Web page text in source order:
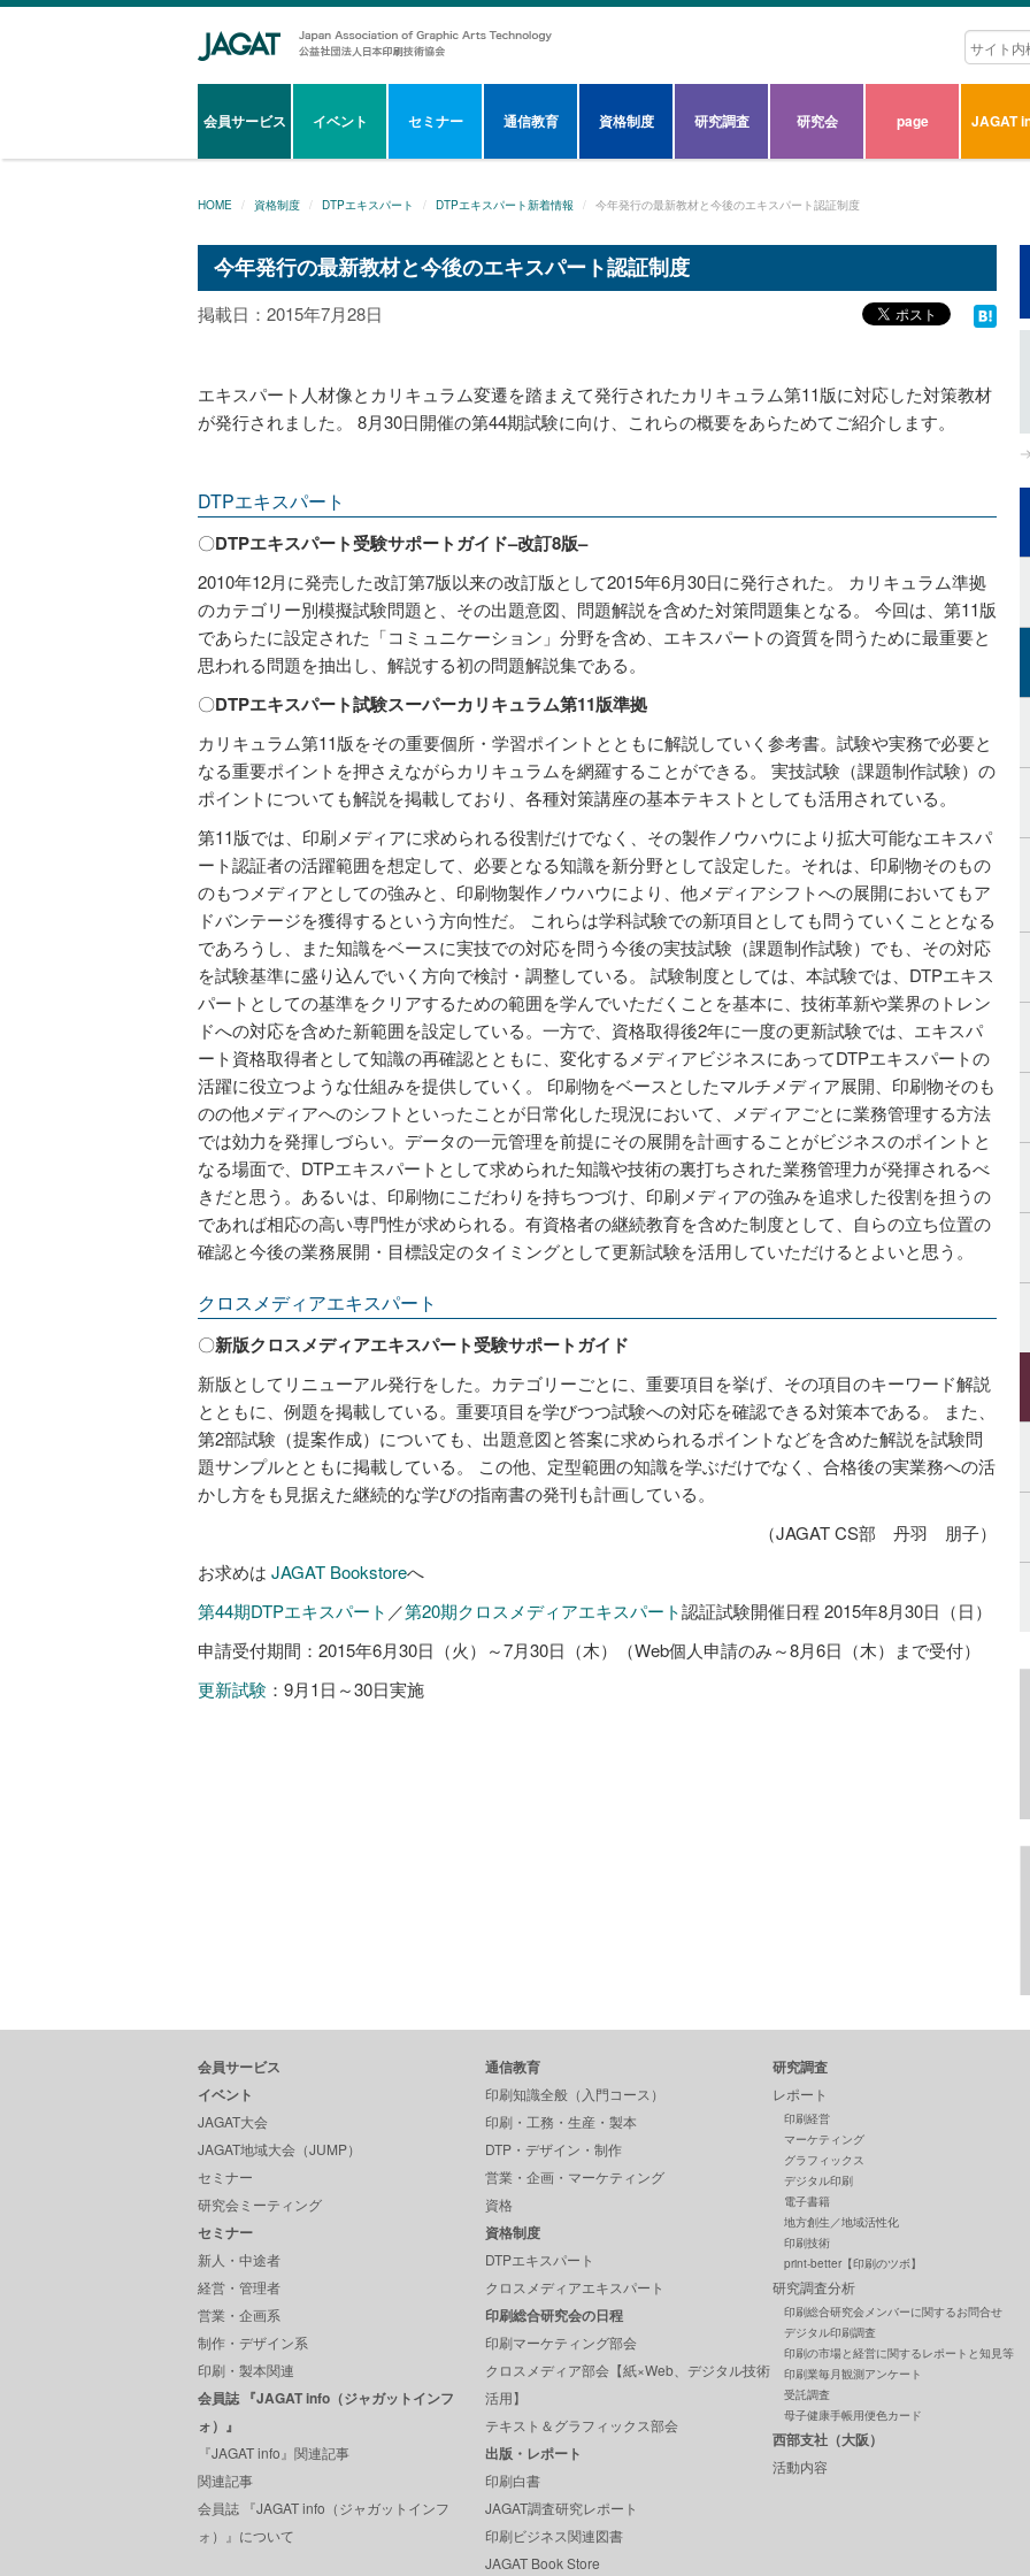
会員サービス イベント セミナー 通信教育 資格制度 研究調査 研究会 page JAGAT
HOME 資格制度 DTPエキスパート DTPエキスパート新着情報 今年発行の最新教材と今後のエキスパート認証制度
今年発行の最新教材と今後のエキスパート認証制度
掲載日：2015年7月28日
エキスパート人材像とカリキュラム変遷を踏まえて発行されたカリキュラム第11版に対応した対策教材
が発行されました。 8月30日開催の第44期試験に向け、これらの概要をあらためてご紹介します。
DTPエキスパート
〇DTPエキスパート受験サポートガイド–改訂8版–
2010年12月に発売した改訂第7版以来の改訂版として2015年6月30日に発行された。 カリキュラム準拠
のカテゴリー別模擬試験問題と、その出題意図、問題解説を含めた対策問題集となる。 今回は、第11版
であらたに設定された「コミュニケーション」分野を含め、エキスパートの資質を問うために最重要と
思われる問題を抽出し、解説する初の問題解説集である。
〇DTPエキスパート試験スーパーカリキュラム第11版準拠
カリキュラム第11版をその重要個所・学習ポイントとともに解説していく参考書。試験や実務で必要と
なる重要ポイントを押さえながらカリキュラムを網羅することができる。 実技試験（課題制作試験）の
ポイントについても解説を掲載しており、各種対策講座の基本テキストとしても活用されている。
第11版では、印刷メディアに求められる役割だけでなく、その製作ノウハウにより拡大可能なエキスパ
ート認証者の活躍範囲を想定して、必要となる知識を新分野として設定した。それは、印刷物そのもの
のもつメディアとしての強みと、印刷物製作ノウハウにより、他メディアシフトへの展開においてもア
ドバンテージを獲得するという方向性だ。 これらは学科試験での新項目としても問うていくこととなる
であろうし、また知識をベースに実技での対応を問う今後の実技試験（課題制作試験）でも、その対応
を試験基準に盛り込んでいく方向で検討・調整している。 試験制度としては、本試験では、DTPエキス
パートとしての基準をクリアするための範囲を学んでいただくことを基本に、技術革新や業界のトレン
ドへの対応を含めた新範囲を設定している。一方で、資格取得後2年に一度の更新試験では、エキスパ
ート資格取得者として知識の再確認とともに、変化するメディアビジネスにあってDTPエキスパートの
活躍に役立つような仕組みを提供していく。 印刷物をベースとしたマルチメディア展開、印刷物そのも
のの他メディアへのシフトといったことが日常化した現況において、メディアごとに業務管理する方法
では効力を発揮しづらい。データの一元管理を前提にその展開を計画することがビジネスのポイントと
なる場面で、DTPエキスパートとして求められた知識や技術の裏打ちされた業務管理力が発揮されるべ
きだと思う。あるいは、印刷物にこだわりを持ちつづけ、印刷メディアの強みを追求した役割を担うの
であれば相応の高い専門性が求められる。有資格者の継続教育を含めた制度として、自らの立ち位置の
確認と今後の業務展開・目標設定のタイミングとして更新試験を活用していただけるとよいと思う。
クロスメディアエキスパート
〇新版クロスメディアエキスパート受験サポートガイド
新版としてリニューアル発行をした。カテゴリーごとに、重要項目を挙げ、その項目のキーワード解説
とともに、例題を掲載している。重要項目を学びつつ試験への対応を確認できる対策本である。 また、
第2部試験（提案作成）についても、出題意図と答案に求められるポイントなどを含めた解説を試験問
題サンプルとともに掲載している。 この他、定型範囲の知識を学ぶだけでなく、合格後の実業務への活
かし方をも見据えた継続的な学びの指南書の発刊も計画している。
（JAGAT CS部 丹羽 朋子）
お求めは JAGAT Bookstoreへ
第44期DTPエキスパート ／第20期クロスメディアエキスパート認証試験開催日程 2015年8月30日（日）
申請受付期間：2015年6月30日（火）～7月30日（木）（Web個人申請のみ～8月6日（木）まで受付）
更新試験 ：9月1日～30日実施
会員サービス
イベント
JAGAT大会
JAGAT地域大会（JUMP）
セミナー
研究会ミーティング
セミナー
新人・中途者
経営・管理者
営業・企画系
制作・デザイン系
印刷・製本関連
会員誌 『JAGAT info（ジャガットインフ
ォ）』
『JAGAT info』関連記事
関連記事
会員誌 『JAGAT info（ジャガットインフ
ォ）』について
通信教育
印刷知識全般（入門コース）
印刷・工務・生産・製本
DTP・デザイン・制作
営業・企画・マーケティング
資格
資格制度
DTPエキスパート
クロスメディアエキスパート
印刷総合研究会の日程
印刷マーケティング部会
クロスメディア部会【紙×Web、デジタル技術
活用】
テキスト＆グラフィックス部会
出版・レポート
印刷白書
JAGAT調査研究レポート
印刷ビジネス関連図書
JAGAT Book Store
研究調査
レポート
印刷経営
マーケティング
グラフィックス
デジタル印刷
電子書籍
地方創生／地域活性化
印刷技術
print-better【印刷のツボ】
研究調査分析
印刷総合研究会メンバーに関するお問合せ
デジタル印刷調査
印刷の市場と経営に関するレポートと知見等
印刷業毎月観測アンケート
受託調査
母子健康手帳用便色カード
西部支社（大阪）
活動内容